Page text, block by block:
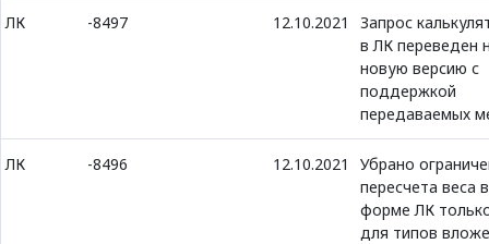
ЛК -8497 12.10.2021
Запрос
в ЛК переведен
новую версию с
поддержкой
передаваемых
ЛК -8496 12.10.2021
Убрано
пересчета веса в
форме ЛК
для типов